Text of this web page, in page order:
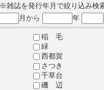
※雑誌を発行年月で絞り込み検
月から 年
稲 毛
緑
西都賀
さつき
千草台
磯 辺